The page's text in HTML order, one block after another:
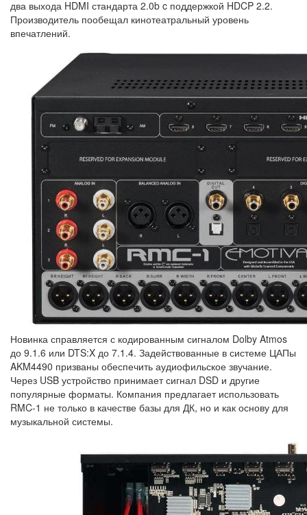
два выхода HDMI стандарта 2.0b c поддержкой HDCP 2.2.
Производитель пообещал кинотеатральный уровень
впечатлений.
Новинка справляется с кодированным сигналом Dolby Atmos
до 9.1.6 или DTS:X до 7.1.4. Задействованные в системе ЦАПы
AKM4490 призваны обеспечить аудиофильское звучание.
Через USB устройство принимает сигнал DSD и другие
популярные форматы. Компания предлагает использовать
RMC-1 не только в качестве базы для ДК, но и как основу для
музыкальной системы.